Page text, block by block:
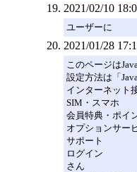
2021/02/10
ユーザーに
2021/01/28
このページは
設定方法は「
インターネット
SIM・スマホ
会員特典・ポイ
オプションサー
サポート
ログイン
さん